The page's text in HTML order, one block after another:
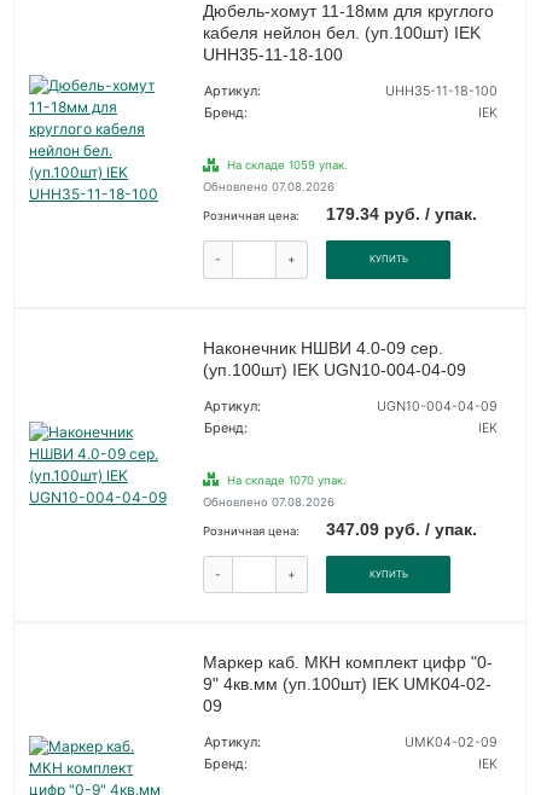
Дюбель-хомут 11-18мм для круглого
кабеля нейлон бел. (уп.100шт) IEK
UHH35-11-18-100
Артикул:
UHH35-11-18-100
Бренд:
IEK
На складе 1059 упак.
Обновлено 07.08.2026
Розничная цена: 179.34 руб. / упак.
- + КУПИТЬ
Наконечник НШВИ 4.0-09 сер.
(уп.100шт) IEK UGN10-004-04-09
Артикул:
UGN10-004-04-09
Бренд:
IEK
На складе 1070 упак.
Обновлено 07.08.2026
Розничная цена: 347.09 руб. / упак.
- + КУПИТЬ
Маркер каб. МКН комплект цифр "0-
9" 4кв.мм (уп.100шт) IEK UMK04-02-
09
Артикул:
UMK04-02-09
Бренд:
IEK